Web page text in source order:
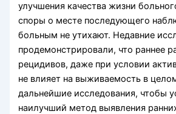
улучшения качества жизни
споры о месте последующего
больным не утихают. Недавние
продемонстрировали, что раннее
рецидивов, даже при условии
не влияет на выживаемость в
дальнейшие исследования, чтобы
наилучший метод выявления